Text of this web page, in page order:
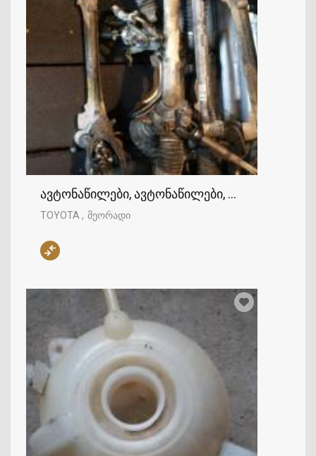
ავტონაწილები, ავტონაწილები, TOYOTA
TOYOTA მეორადი